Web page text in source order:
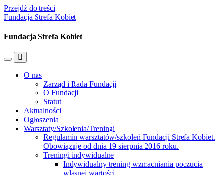
Przejdź do treści
Fundacja Strefa Kobiet
Fundacja Strefa Kobiet
Przełącz
mobilne
Przełącz
pole
wyszukiwania
O nas
Zarząd i Rada Fundacji
O Fundacji
Statut
Aktualności
Ogłoszenia
Warsztaty/Szkolenia/Treningi
Regulamin warsztatów/szkoleń Fundacji Strefa Kobiet.
Obowiązuje od dnia 19 sierpnia 2016 roku.
Treningi indywidualne
Indywidualny trening wzmacniania poczucia
własnej wartości